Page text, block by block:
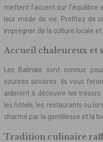
mettent l’accent sur l’équilibre
leur mode de vie. Profitez de
imprégner de la culture locale
Accueil chaleureux et
Les Balinais sont connus
sourires sincères. Ils vous
aideront à découvrir les
les hôtels, les restaurants ou
charmé par la gentillesse et la
Tradition culinaire